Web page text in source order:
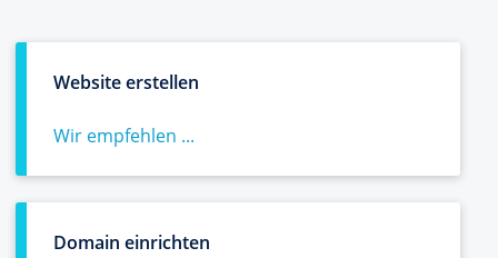
Website erstellen
Wir empfehlen ...
Domain einrichten